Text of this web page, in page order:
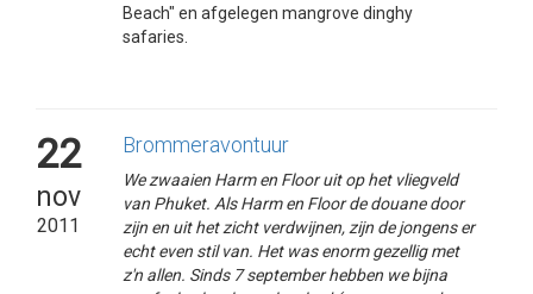
Beach" en afgelegen mangrove dinghy
safaries.
22
nov
2011
Brommeravontuur
We zwaaien Harm en Floor uit op het vliegveld
van Phuket. Als Harm en Floor de douane door
zijn en uit het zicht verdwijnen, zijn de jongens er
echt even stil van. Het was enorm gezellig met
z'n allen. Sinds 7 september hebben we bijna